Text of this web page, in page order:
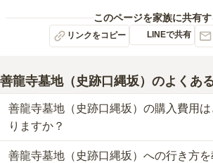
このページを家族に共有す
リンクをコピー LINEで共有
善龍寺墓地（史跡口縄坂） のよくあ
善龍寺墓地（史跡口縄坂）の購入費用
りますか？
善龍寺墓地（史跡口縄坂）では、一般墓が約
善龍寺墓地（史跡口縄坂）への行き方を